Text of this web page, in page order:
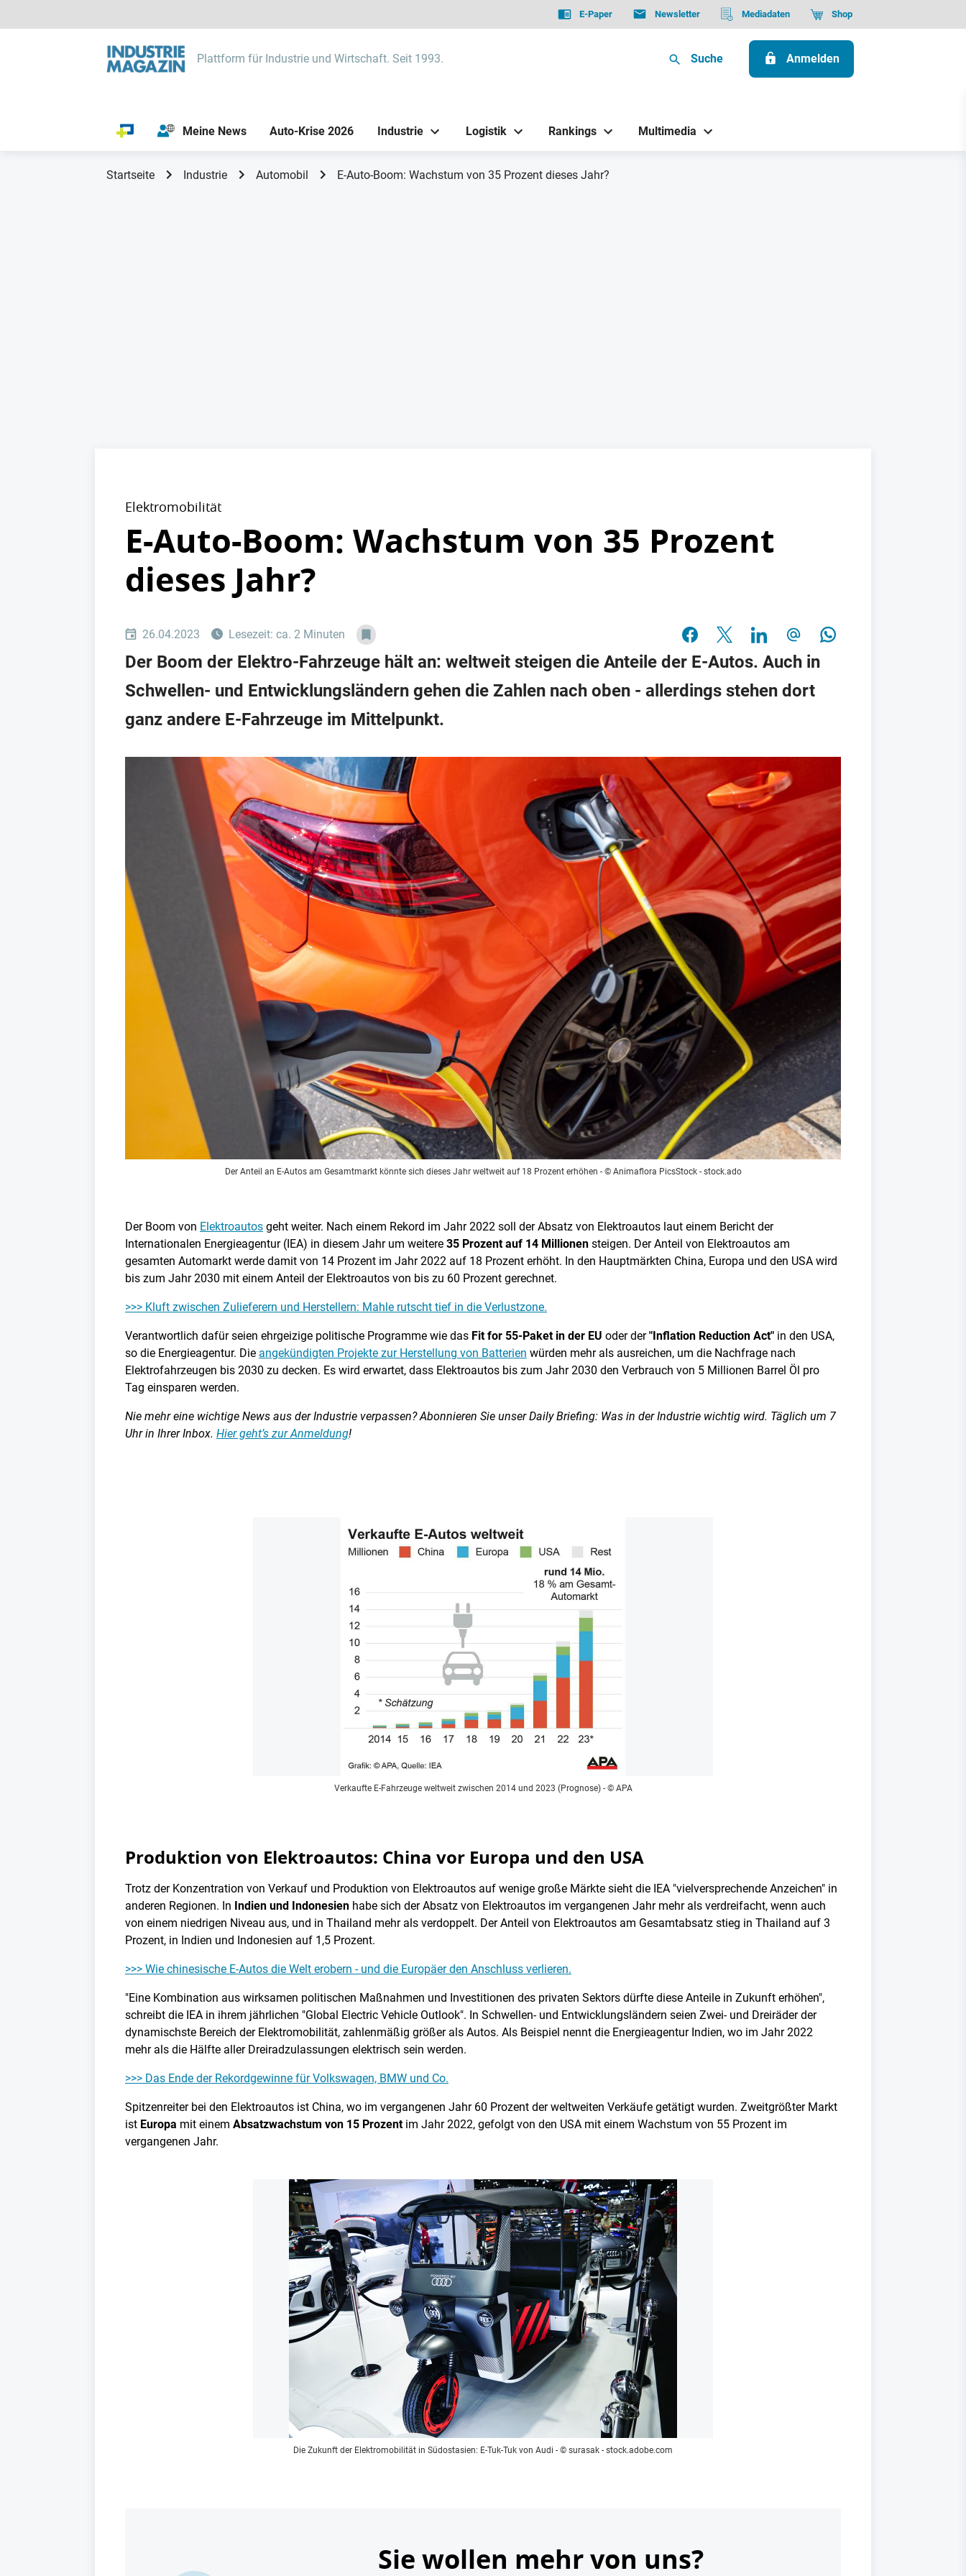
E-Paper Newsletter Mediadaten Shop
Plattform für Industrie und Wirtschaft. Seit 1993. Suche Anmelden
Meine News Auto-Krise 2026 Industrie Logistik Rankings Multimedia
Startseite Industrie Automobil E-Auto-Boom: Wachstum von 35 Prozent dieses Jahr?
Elektromobilität
E-Auto-Boom: Wachstum von 35 Prozent
dieses Jahr?
26.04.2023 Lesezeit: ca. 2 Minuten
Der Boom der Elektro-Fahrzeuge hält an: weltweit steigen die Anteile der E-Autos. Auch in
Schwellen- und Entwicklungsländern gehen die Zahlen nach oben - allerdings stehen dort
ganz andere E-Fahrzeuge im Mittelpunkt.
Der Anteil an E-Autos am Gesamtmarkt könnte sich dieses Jahr weltweit auf 18 Prozent erhöhen - © Animaflora PicsStock - stock.ado
Der Boom von Elektroautos geht weiter. Nach einem Rekord im Jahr 2022 soll der Absatz von Elektroautos laut einem Bericht der
Internationalen Energieagentur (IEA) in diesem Jahr um weitere 35 Prozent auf 14 Millionen steigen. Der Anteil von Elektroautos am
gesamten Automarkt werde damit von 14 Prozent im Jahr 2022 auf 18 Prozent erhöht. In den Hauptmärkten China, Europa und den USA wird
bis zum Jahr 2030 mit einem Anteil der Elektroautos von bis zu 60 Prozent gerechnet.
>>> Kluft zwischen Zulieferern und Herstellern: Mahle rutscht tief in die Verlustzone.
Verantwortlich dafür seien ehrgeizige politische Programme wie das Fit for 55-Paket in der EU oder der"Inflation Reduction Act" in den USA,
so die Energieagentur. Die angekündigten Projekte zur Herstellung von Batterien würden mehr als ausreichen, um die Nachfrage nach
Elektrofahrzeugen bis 2030 zu decken. Es wird erwartet, dass Elektroautos bis zum Jahr 2030 den Verbrauch von 5 Millionen Barrel Öl pro
Tag einsparen werden.
Nie mehr eine wichtige News aus der Industrie verpassen? Abonnieren Sie unser Daily Briefing: Was in der Industrie wichtig wird. Täglich um 7
Uhr in Ihrer Inbox. Hier geht’s zur Anmeldung!
Verkaufte E-Fahrzeuge weltweit zwischen 2014 und 2023 (Prognose)- © APA
Produktion von Elektroautos: China vor Europa und den USA
Trotz der Konzentration von Verkauf und Produktion von Elektroautos auf wenige große Märkte sieht die IEA "vielversprechende Anzeichen" in
anderen Regionen. In Indien und Indonesien habe sich der Absatz von Elektroautos im vergangenen Jahr mehr als verdreifacht, wenn auch
von einem niedrigen Niveau aus, und in Thailand mehr als verdoppelt. Der Anteil von Elektroautos am Gesamtabsatz stieg in Thailand auf 3
Prozent, in Indien und Indonesien auf 1,5 Prozent.
>>> Wie chinesische E-Autos die Welt erobern - und die Europäer den Anschluss verlieren.
"Eine Kombination aus wirksamen politischen Maßnahmen und Investitionen des privaten Sektors dürfte diese Anteile in Zukunft erhöhen",
schreibt die IEA in ihrem jährlichen "Global Electric Vehicle Outlook". In Schwellen- und Entwicklungsländern seien Zwei- und Dreiräder der
dynamischste Bereich der Elektromobilität, zahlenmäßig größer als Autos. Als Beispiel nennt die Energieagentur Indien, wo im Jahr 2022
mehr als die Hälfte aller Dreiradzulassungen elektrisch sein werden.
>>> Das Ende der Rekordgewinne für Volkswagen, BMW und Co.
Spitzenreiter bei den Elektroautos ist China, wo im vergangenen Jahr 60 Prozent der weltweiten Verkäufe getätigt wurden. Zweitgrößter Markt
ist Europa mit einem Absatzwachstum von 15 Prozent im Jahr 2022, gefolgt von den USA mit einem Wachstum von 55 Prozent im
vergangenen Jahr.
Die Zukunft der Elektromobilität in Südostasien: E-Tuk-Tuk von Audi - © surasak - stock.adobe.com
Sie wollen mehr von uns?